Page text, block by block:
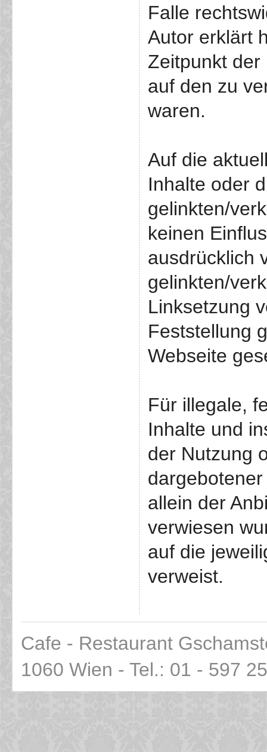
Falle
Autor erklärt
Zeitpunkt der
auf den zu
waren.
Auf die
Inhalte oder
gelinkten/
keinen
ausdrücklich
gelinkten/
Linksetzung
Feststellung
Webseite
Für illegale,
Inhalte und
der Nutzung
allein der
verwiesen
auf die
verweist.
Cafe - Restaurant
1060 Wien - Tel.: 01 - 597